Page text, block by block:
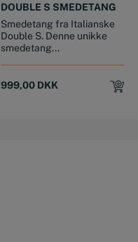
DOUBLE S SMEDETANG
Smedetang fra Italianske
Double S. Denne unikke
smedetang...
999,00 DKK